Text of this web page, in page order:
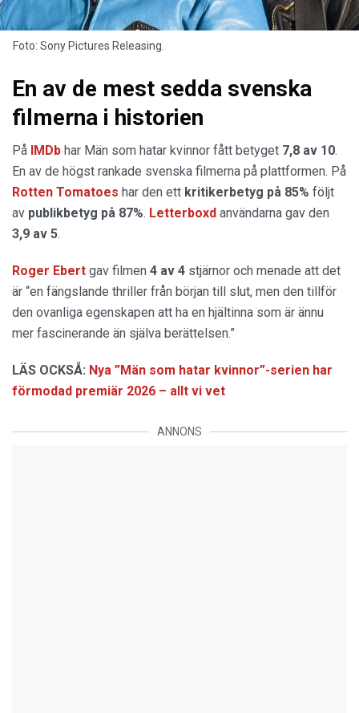
Foto: Sony Pictures Releasing.
En av de mest sedda svenska
filmerna i historien
På IMDb har Män som hatar kvinnor fått betyget 7,8 av 10.
En av de högst rankade svenska filmerna på plattformen. På
Rotten Tomatoes har den ett kritikerbetyg på 85% följt
av publikbetyg på 87%. Letterboxd användarna gav den
3,9 av 5.
Roger Ebert gav filmen 4 av 4 stjärnor och menade att det
är “en fängslande thriller från början till slut, men den tillför
den ovanliga egenskapen att ha en hjältinna som är ännu
mer fascinerande än själva berättelsen.”
LÄS OCKSÅ: Nya ”Män som hatar kvinnor”-serien har
förmodad premiär 2026 – allt vi vet
ANNONS